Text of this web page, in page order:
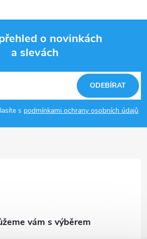
o novinkách
a slevách
s podmínkami ochrany osobních údajů
ODEBÍRAT